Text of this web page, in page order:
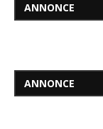
ANNONCE
ANNONCE